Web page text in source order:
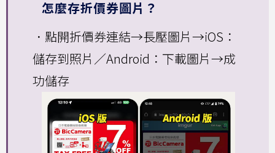
怎麼存折價券圖片？
．點開折價券連結→長壓圖片→iOS：
儲存到照片／Android：下載圖片→成
功儲存